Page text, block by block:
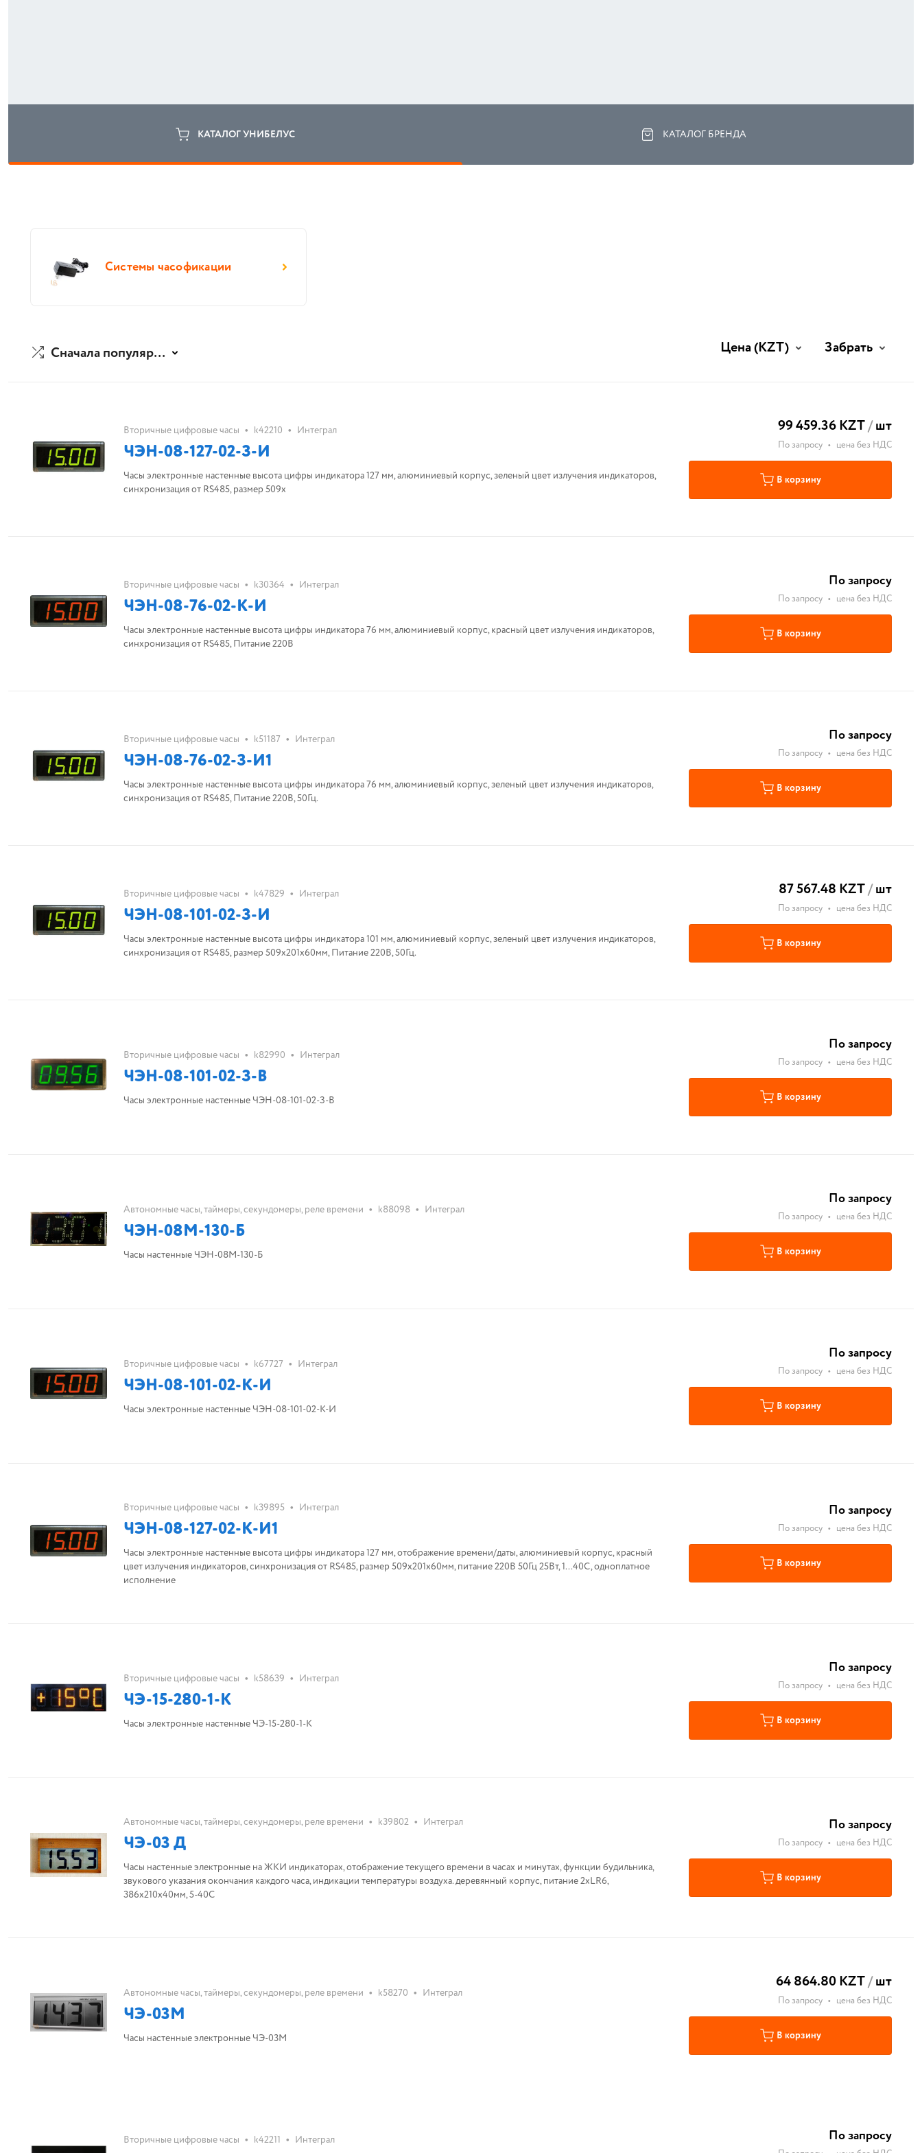
КАТАЛОГ УНИБЕЛУС КАТАЛОГ БРЕНДА
Системы часофикации
Сначала популярные Цена(KZT) Забрать
Вторичные цифровые часы • k42210 • Интеграл
ЧЭН-08-127-02-З-И
Часы электронные настенные высота цифры индикатора 127 мм, алюминиевый корпус, зеленый цвет излучения индикаторов,
синхронизация от RS485, размер 509х
99 459.36 KZT/шт
По запросу • цена без НДС
В корзину
Вторичные цифровые часы • k30364 • Интеграл
ЧЭН-08-76-02-К-И
Часы электронные настенные высота цифры индикатора 76 мм, алюминиевый корпус, красный цвет излучения индикаторов,
синхронизация от RS485, Питание 220В
По запросу
По запросу • цена без НДС
В корзину
Вторичные цифровые часы • k51187 • Интеграл
ЧЭН-08-76-02-З-И1
Часы электронные настенные высота цифры индикатора 76 мм, алюминиевый корпус, зеленый цвет излучения индикаторов,
синхронизация от RS485, Питание 220В, 50Гц.
По запросу
По запросу • цена без НДС
В корзину
Вторичные цифровые часы • k47829 • Интеграл
ЧЭН-08-101-02-З-И
Часы электронные настенные высота цифры индикатора 101 мм, алюминиевый корпус, зеленый цвет излучения индикаторов,
синхронизация от RS485, размер 509х201х60мм, Питание 220В, 50Гц.
87 567.48 KZT/шт
По запросу • цена без НДС
В корзину
Вторичные цифровые часы • k82990 • Интеграл
ЧЭН-08-101-02-З-В
Часы электронные настенные ЧЭН-08-101-02-З-В
По запросу
По запросу • цена без НДС
В корзину
Автономные часы, таймеры, секундомеры, реле времени • k88098 • Интеграл
ЧЭН-08М-130-Б
Часы настенные ЧЭН-08М-130-Б
По запросу
По запросу • цена без НДС
В корзину
Вторичные цифровые часы • k67727 • Интеграл
ЧЭН-08-101-02-К-И
Часы электронные настенные ЧЭН-08-101-02-К-И
По запросу
По запросу • цена без НДС
В корзину
Вторичные цифровые часы • k39895 • Интеграл
ЧЭН-08-127-02-К-И1
Часы электронные настенные высота цифры индикатора 127 мм, отображение времени/даты, алюминиевый корпус, красный
цвет излучения индикаторов, синхронизация от RS485, размер 509х201х60мм, питание 220В 50Гц 25Вт, 1...40С, одноплатное
исполнение
По запросу
По запросу • цена без НДС
В корзину
Вторичные цифровые часы • k58639 • Интеграл
ЧЭ-15-280-1-К
Часы электронные настенные ЧЭ-15-280-1-К
По запросу
По запросу • цена без НДС
В корзину
Автономные часы, таймеры, секундомеры, реле времени • k39802 • Интеграл
ЧЭ-03 Д
Часы настенные электронные на ЖКИ индикаторах, отображение текущего времени в часах и минутах, функции будильника,
звукового указания окончания каждого часа, индикации температуры воздуха. деревянный корпус, питание 2хLR6,
386х210х40мм, 5-40С
По запросу
По запросу • цена без НДС
В корзину
Автономные часы, таймеры, секундомеры, реле времени • k58270 • Интеграл
ЧЭ-03М
Часы настенные электронные ЧЭ-03М
64 864.80 KZT/шт
По запросу • цена без НДС
В корзину
Вторичные цифровые часы • k42211 • Интеграл По запросу